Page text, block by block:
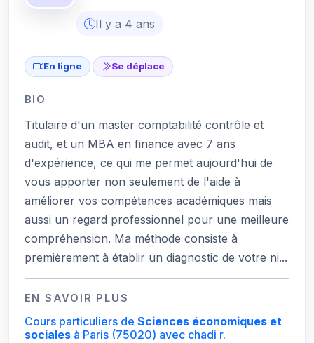
Il y a 4 ans
En ligne Se déplace
BIO
Titulaire d'un master comptabilité contrôle et
audit, et un MBA en finance avec 7 ans
d'expérience, ce qui me permet aujourd'hui de
vous apporter non seulement de l'aide à
améliorer vos compétences académiques mais
aussi un regard professionnel pour une meilleure
compréhension. Ma méthode consiste à
premièrement à établir un diagnostic de votre ni...
EN SAVOIR PLUS
Cours particuliers de Sciences économiques et
socialesà Paris (75020) avec chadi r.